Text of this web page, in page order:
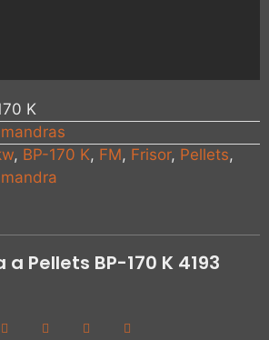
K
, BP-170 K, FM, Frisor, Pellets,
Pellets BP-170 K 4193